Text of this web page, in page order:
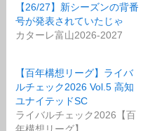
【26/27】新シーズンの背番
号が発表されていたじゃ
カターレ富山2026-2027
【百年構想リーグ】ライバ
ルチェック2026 Vol.5 高知
ユナイテッドSC
ライバルチェック2026【百